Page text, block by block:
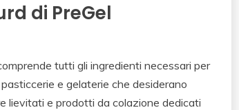
di PreGel
tutti gli ingredienti necessari per
e gelaterie che desiderano
lievitati e prodotti da colazione dedicati